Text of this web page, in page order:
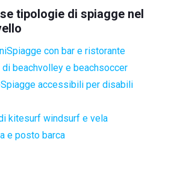
tipologie di spiagge nel
Spiagge con bar e ristorante
beachvolley e beachsoccer
Spiagge accessibili per disabili
kitesurf windsurf e vela
e posto barca